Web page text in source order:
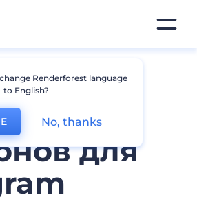
с
с помощью
для
Renderforest language
to English?
No, thanks